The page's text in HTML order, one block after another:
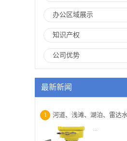
办公区域展示
知识产权
公司优势
最新新闻
1 河道、浅滩、湖泊、雷达
用 ...